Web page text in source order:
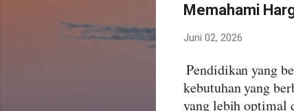
Memahami
Juni 02, 2026
Pendidikan yang
kebutuhan yang
yang lebih optimal